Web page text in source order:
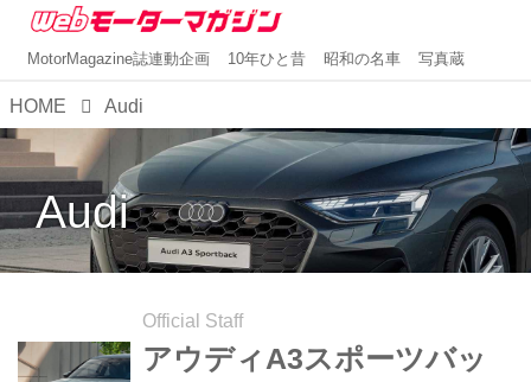
MotorMagazine誌連動企画 10年ひと昔 昭和の名車 写真蔵
HOME Audi
Audi
Official Staff
アウディA3スポーツバッ